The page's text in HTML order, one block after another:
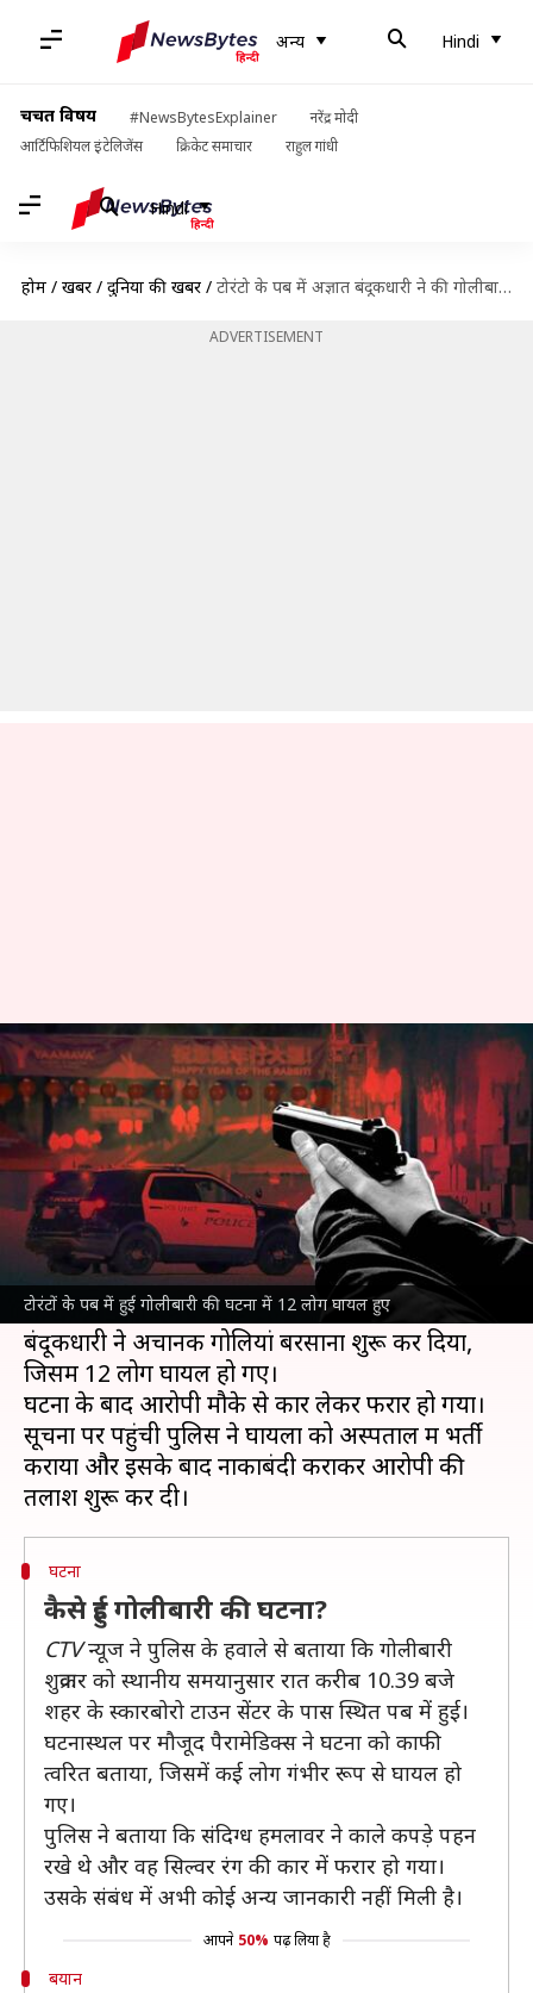
अन्य Hindi
चर्चित विषय #NewsBytesExplainer
नरेंद्र मोदी
आर्टिफिशियल इंटेलिजेंस
क्रिकेट समाचार राहुल गांधी
Hindi
होम / खबरें / दुनिया की खबरें / टोरंटो के पब में अज्ञात बंदूकधारी ने की गोलीबारी, 12 लोग हुए घायल
ADVERTISEMENT
टोरंटों के पब में हुई गोलीबारी की घटना में 12 लोग घायल हुए
टोरंटो के पब में अज्ञात बंदूकधारी ने
की गोलीबारी, 12 लोग हुए घायल
लेखन भारत शर्मा Mar 08, 2025 12:19 pm
क्या है खबर?
कनाडाके टोरंटो शहर स्थित एक पब में भीषण
गोलीबारी
की घटनासामने आई है।
शहर के स्कारबोरो टाउन सेंटर के पास स्थित पब अज्ञात
बंदूकधारी ने अचानक गोलियां बरसाना शुरू कर दिया,
जिसमें 12 लोग घायल हो गए।
घटना के बाद आरोपी मौके से कार लेकर फरार हो गया।
सूचना पर पहुंची पुलिस ने घायलों को अस्पताल में भर्ती
कराया और इसके बाद नाकाबंदी कराकर आरोपी की
घटना
कैसे हुई गोलीबारी की घटना?
CTVन्यूज ने पुलिस के हवाले से बताया कि गोलीबारी
शुक्रवार को स्थानीय समयानुसार रात करीब 10.39 बजे
शहर के स्कारबोरो टाउन सेंटर के पास स्थित पब में हुई।
घटनास्थल पर मौजूद पैरामेडिक्स ने घटना को काफी
त्वरित बताया, जिसमें कई लोग गंभीर रूप से घायल हो
गए।
पुलिस ने बताया कि संदिग्ध हमलावर ने काले कपड़े पहन
रखे थे और वह सिल्वर रंग की कार में फरार हो गया।
उसके संबंध में अभी कोई अन्य जानकारी नहीं मिली है।
आपने 50% पढ़ लिया है
बयान